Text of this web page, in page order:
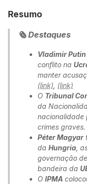
Resumo
🗞️ Destaques
Vladimir Putin
conflito na
manter
(link) (link)
O Tribunal
da
nacionalidade
crimes graves.
Péter Magyar
da Hungria ,
governação de
bandeira da
O IPMA